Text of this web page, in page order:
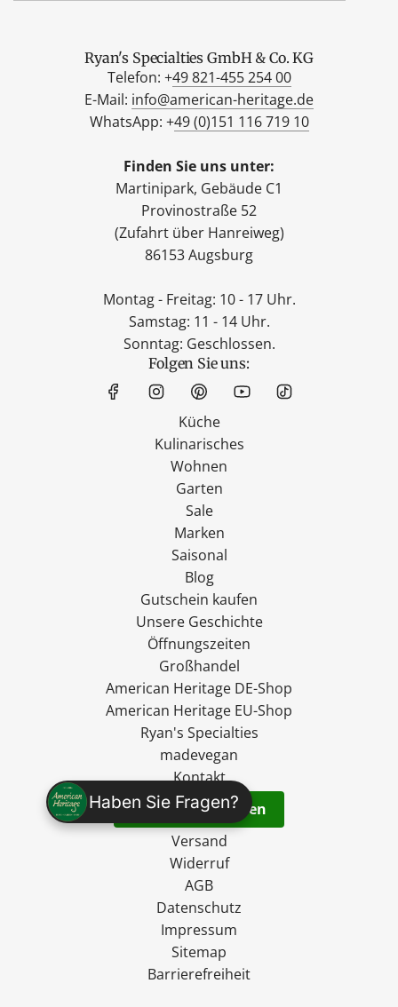
Haben Sie Fragen?
Ryan's Specialties GmbH & Co. KG
Telefon: +49 821-455 254 00
E-Mail: info@american-heritage.de
WhatsApp: +49 (0)151 116 719 10
Finden Sie uns unter:
Martinipark, Gebäude C1
Provinostraße 52
(Zufahrt über Hanreiweg)
86153 Augsburg
Montag - Freitag: 10 - 17 Uhr.
Samstag: 11 - 14 Uhr.
Sonntag: Geschlossen.
Folgen Sie uns:
Küche
Kulinarisches
Wohnen
Garten
Sale
Marken
Saisonal
Blog
Gutschein kaufen
Unsere Geschichte
Öffnungszeiten
Großhandel
American Heritage DE-Shop
American Heritage EU-Shop
Ryan's Specialties
madevegan
Kontakt
Vertrag widerrufen
Versand
Widerruf
AGB
Datenschutz
Impressum
Sitemap
Barrierefreiheit